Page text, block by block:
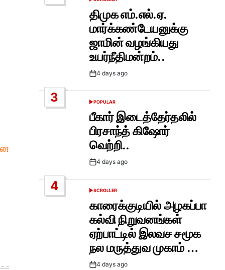
POSTED
திமுக எம்.எல்.ஏ.
மார்க்கண்டேயனுக்கு
ஜாமின் வழங்கியது
உயர்நீதிமன்றம்..
Post4 days ago
3
POSTED
POPULAR
பீகார் இடைத்தேர்தலில்
பிரசாந்த் கிஷோர்
வெற்றி..
Post4 days ago
4
POSTED
SCROLLER
காரைக்குடியில் அழகப்பா
கல்வி நிறுவனங்கள்
ஏற்பாட்டில் இலவச சமூக
நல மருத்துவ முகாம் …
Post4 days ago